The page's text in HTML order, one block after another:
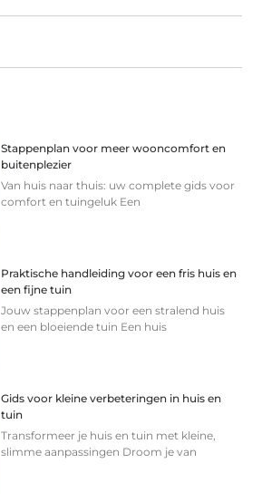
Stappenplan voor meer wooncomfort en
buitenplezier
Van huis naar thuis: uw complete gids voor
comfort en tuingeluk Een
Praktische handleiding voor een fris huis en
een fijne tuin
Jouw stappenplan voor een stralend huis
en een bloeiende tuin Een huis
Gids voor kleine verbeteringen in huis en
tuin
Transformeer je huis en tuin met kleine,
slimme aanpassingen Droom je van